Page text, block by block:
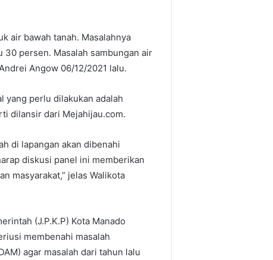
air bawah tanah. Masalahnya
30 persen. Masalah sambungan air
Angow 06/12/2021 lalu.
yang perlu dilakukan adalah
dilansir dari Mejahijau.com.
di lapangan akan dibenahi
diskusi panel ini memberikan
masyarakat,” jelas Walikota
(J.P.K.P) Kota Manado
membenahi masalah
agar masalah dari tahun lalu